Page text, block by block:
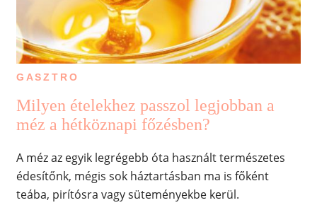
GASZTRO
Milyen ételekhez passzol legjobban a
méz a hétköznapi főzésben?
A méz az egyik legrégebb óta használt természetes
édesítőnk, mégis sok háztartásban ma is főként
teába, pirítósra vagy süteményekbe kerül.